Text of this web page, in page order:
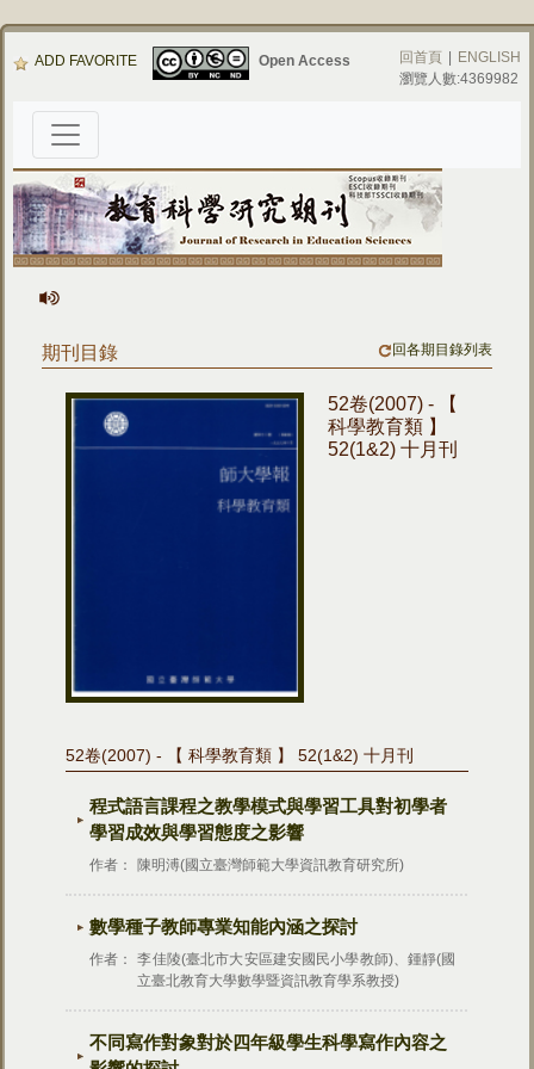
ADD FAVORITE Open Access 回首頁
ENGLISH
瀏覽人數:4369982
期刊目錄 回各期目錄列表
52卷(2007) - 【
科學教育類 】
52(1&2) 十月刊
52卷(2007) - 【 科學教育類 】 52(1&2) 十月刊
程式語言課程之教學模式與學習工具對初學者
學習成效與學習態度之影響
作者： 陳明溥(國立臺灣師範大學資訊教育研究所)
數學種子教師專業知能內涵之探討
作者：
李佳陵(臺北市大安區建安國民小學教師)、鍾靜(國
立臺北教育大學數學暨資訊教育學系教授)
不同寫作對象對於四年級學生科學寫作內容之